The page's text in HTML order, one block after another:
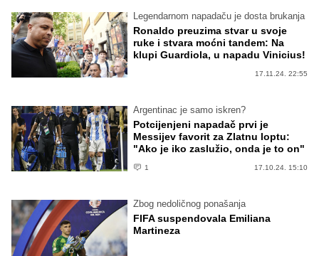
Legendarnom napadaču je dosta brukanja
Ronaldo preuzima stvar u svoje
ruke i stvara moćni tandem: Na
klupi Guardiola, u napadu Vinicius!
17.11.24. 22:55
Argentinac je samo iskren?
Potcijenjeni napadač prvi je
Messijev favorit za Zlatnu loptu:
"Ako je iko zaslužio, onda je to on"
1 17.10.24. 15:10
Zbog nedoličnog ponašanja
FIFA suspendovala Emiliana
Martineza